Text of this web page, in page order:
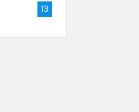
13